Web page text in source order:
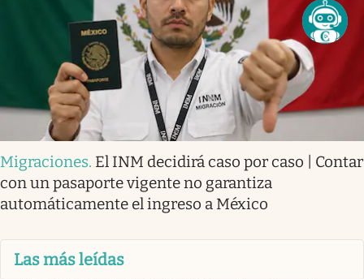
Migraciones. El INM decidirá caso por caso | Contar
con un pasaporte vigente no garantiza
automáticamente el ingreso a México
Las más leídas